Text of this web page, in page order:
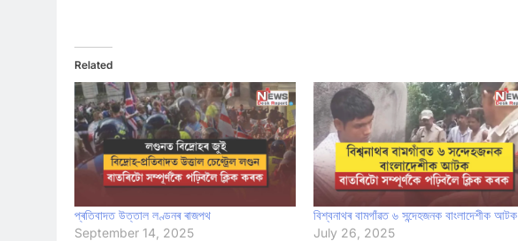
Related
প্ৰতিবাদত উত্তাল লণ্ডনৰ ৰাজপথ
September 14, 2025
বিশ্বনাথৰ বামগাঁৱত ৬ সন্দেহজনক বাংলাদেশীক আটক
July 26, 2025